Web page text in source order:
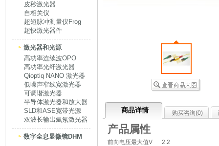
皮秒激光器
自相关仪
超短脉冲测量仪Frog
超快激光器件
激光器和光源
高功率连续波OPO
高功率光纤激光器
Qioptiq NANO 激光器
低噪声窄线宽激光器
可调谐激光器
半导体激光器和放大器
SLD和ASE宽带光源
双波长输出氦氖激光器
数字全息显微镜DHM
商品详情 购买咨询(0)
产品属性
前向电压最大值V
2.2